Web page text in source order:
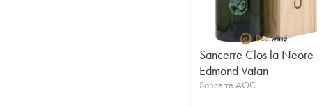
Sancerre Clos la Neore
Edmond Vatan
Sancerre AOC